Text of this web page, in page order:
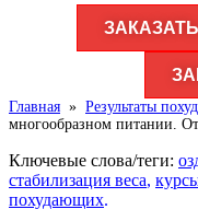
Главная » Результаты
многообразном питании.
Ключевые слова/теги:
стабилизация веса,
похудающих.